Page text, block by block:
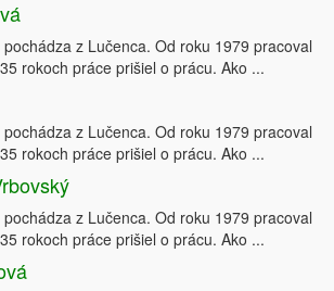
z Lučenca. Od roku 1979 pracoval
rokoch práce prišiel o prácu. Ako ...
z Lučenca. Od roku 1979 pracoval
rokoch práce prišiel o prácu. Ako ...
z Lučenca. Od roku 1979 pracoval
rokoch práce prišiel o prácu. Ako ...